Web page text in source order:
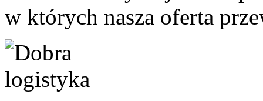
w których nasza oferta